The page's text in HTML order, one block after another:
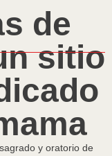
de
sitio
y oratorio de